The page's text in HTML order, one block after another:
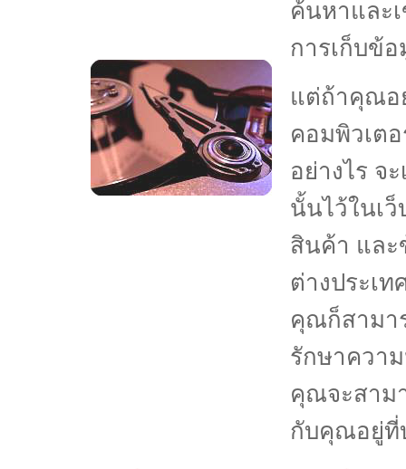
ค้นหาและ
การเก็บข้
แต่ถ้าคุณอ
คอมพิวเต
อย่างไร จ
นั้นไว้ในเ
สินค้า แล
ต่างประเ
คุณก็สามา
รักษาควา
คุณจะสาม
กับคุณอยู่ที่